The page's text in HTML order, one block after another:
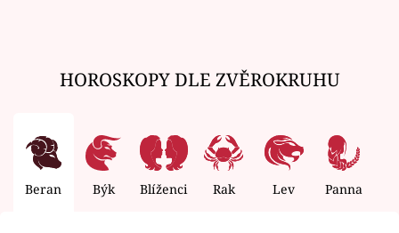
HOROSKOPY DLE ZVĚROKRUHU
Beran Býk Blíženci Rak Lev Panna